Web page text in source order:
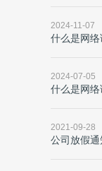
2024-11-07
什么是网络
2024-07-05
什么是网络
2021-09-28
公司放假通